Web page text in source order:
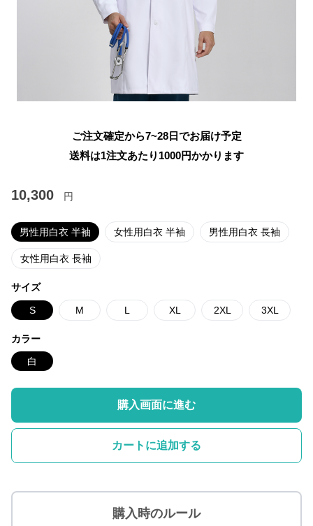
ご注文確定から7~28日でお届け予定
送料は1注文あたり 1000円かかります
10,300 円
男性用白衣 半袖 女性用白衣 半袖 男性用白衣 長袖
女性用白衣 長袖
サイズ
S M L XL 2XL 3XL
カラー
白
購入画面に進む
カートに追加する
購入時のルール